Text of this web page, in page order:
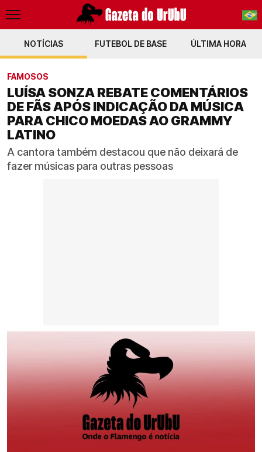
PT-BR
NOTÍCIAS FUTEBOL DE BASE ÚLTIMA HORA
FAMOSOS
LUÍSA SONZA REBATE COMENTÁRIOS
DE FÃS APÓS INDICAÇÃO DA MÚSICA
PARA CHICO MOEDAS AO GRAMMY
LATINO
A cantora também destacou que não deixará de
fazer músicas para outras pessoas